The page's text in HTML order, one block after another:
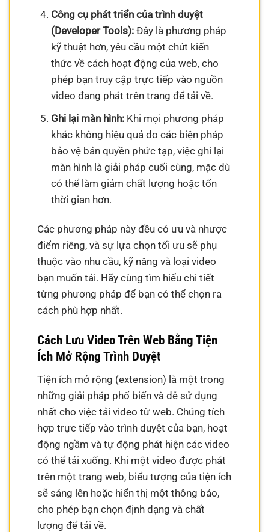
Công cụ phát triển của trình duyệt
(Developer Tools):Đây là phương pháp
kỹ thuật hơn, yêu cầu một chút kiến
thức về cách hoạt động của web, cho
phép bạn truy cập trực tiếp vào nguồn
video đang phát trên trang để tải về.
Ghi lại màn hình:Khi mọi phương pháp
khác không hiệu quả do các biện pháp
bảo vệ bản quyền phức tạp, việc ghi lại
màn hình là giải pháp cuối cùng, mặc dù
có thể làm giảm chất lượng hoặc tốn
thời gian hơn.
Các phương pháp này đều có ưu và nhược
điểm riêng, và sự lựa chọn tối ưu sẽ phụ
thuộc vào nhu cầu, kỹ năng và loại video
bạn muốn tải. Hãy cùng tìm hiểu chi tiết
từng phương pháp để bạn có thể chọn ra
cách phù hợp nhất.
Cách Lưu Video Trên Web Bằng Tiện
Ích Mở Rộng Trình Duyệt
Tiện ích mở rộng (extension) là một trong
những giải pháp phổ biến và dễ sử dụng
nhất cho việc tải video từ web. Chúng tích
hợp trực tiếp vào trình duyệt của bạn, hoạt
động ngầm và tự động phát hiện các video
có thể tải xuống. Khi một video được phát
trên một trang web, biểu tượng của tiện ích
sẽ sáng lên hoặc hiển thị một thông báo,
cho phép bạn chọn định dạng và chất
lượng để tải về.